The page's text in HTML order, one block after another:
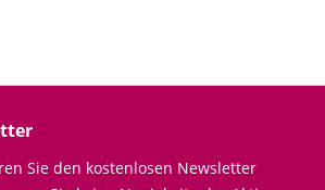
Sie den kostenlosen Newsletter